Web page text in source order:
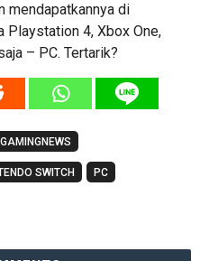
mendapatkannya di
Playstation 4, Xbox One,
– PC. Tertarik?
GAMINGNEWS
SWITCH PC